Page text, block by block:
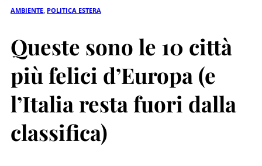
AMBIENTE POLITICA ESTERA
Queste sono le 10 città
più felici d’Europa (e
l’Italia resta fuori dalla
classifica)